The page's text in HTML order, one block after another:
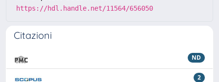
https://hdl.handle.net/11564/656050
Citazioni
ND
2